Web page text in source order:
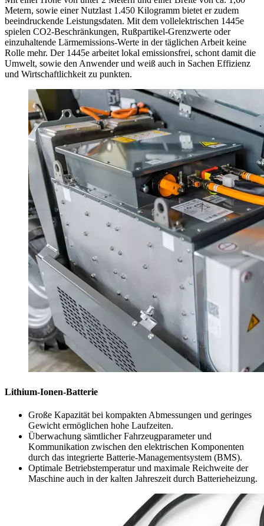
Metern, sowie einer Nutzlast 1.450 Kilogramm bietet er zudem
beeindruckende Leistungsdaten. Mit dem vollelektrischen 1445e
spielen CO2-Beschränkungen, Rußpartikel-Grenzwerte oder
einzuhaltende Lärmemissions-Werte in der täglichen Arbeit keine
Rolle mehr. Der 1445e arbeitet lokal emissionsfrei, schont damit die
Umwelt, sowie den Anwender und weiß auch in Sachen Effizienz
und Wirtschaftlichkeit zu punkten.
Lithium-Ionen-Batterie
Große Kapazität bei kompakten Abmessungen und geringes
Gewicht ermöglichen hohe Laufzeiten.
Überwachung sämtlicher Fahrzeugparameter und
Kommunikation zwischen den elektrischen Komponenten
durch das integrierte Batterie-Managementsystem (BMS).
Optimale Betriebstemperatur und maximale Reichweite der
Maschine auch in der kalten Jahreszeit durch Batterieheizung.